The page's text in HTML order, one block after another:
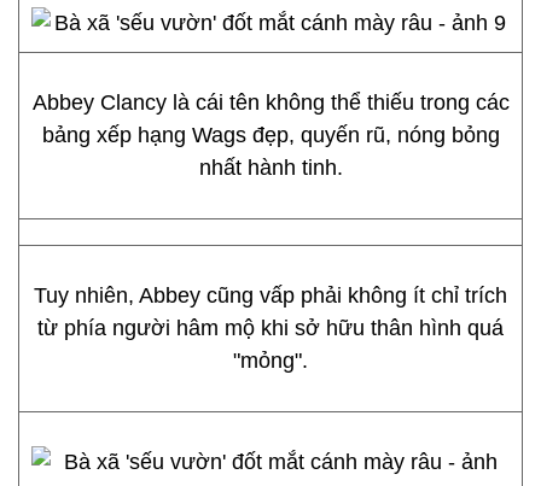
Abbey Clancy là cái tên không thể thiếu trong các
bảng xếp hạng Wags đẹp, quyến rũ, nóng bỏng
nhất hành tinh.
Tuy nhiên, Abbey cũng vấp phải không ít chỉ trích
từ phía người hâm mộ khi sở hữu thân hình quá
"mỏng".